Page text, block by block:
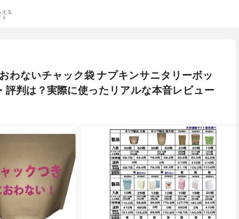
える
わないチャック袋 ナプキンサニタリーボッ
評判は？実際に使ったリアルな本音レビュー